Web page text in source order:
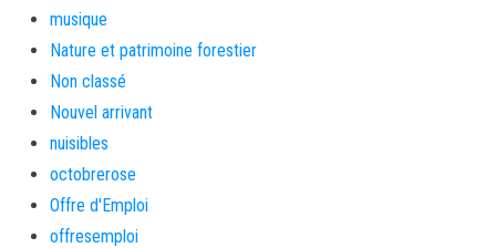
musique
Nature et patrimoine forestier
Non classé
Nouvel arrivant
nuisibles
octobrerose
Offre d'Emploi
offresemploi